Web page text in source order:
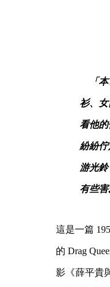
「
衫、
看他
紛紛
游光
有些
這是一篇
的 Drag
影《薛平貴